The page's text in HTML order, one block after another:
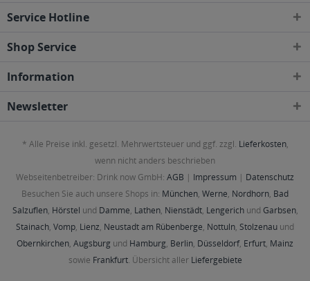
99334 Elleben, Elxleben, Ichtershausen, Kirchheim
Niederzimmern, Nohra, Ottstedt am Berge, Utzberg
Frankendorf, Großschwabhausen, Hammerstedt, Hohlstedt, Kiliansroda,
Umpferstedt,99867 Gotha
99869 Ballstädt, Brüheim, Bufleben, Ebenheim,
Remstädt, Schwabhaus
Kleinwelsbach, Mülverstedt, Neunheilingen, Schönstedt, Sundhausen,
Service Hotline
Shop Service
Information
Newsletter
* Alle Preise inkl. gesetzl. Mehrwertsteuer und ggf. zzgl. Lieferkosten,
wenn nicht anders beschrieben
Webseitenbetreiber: Drink now GmbH: AGB | Impressum | Datenschutz
Besuchen Sie auch unsere Shops in: München, Werne, Nordhorn, Bad
Salzuflen, Hörstel und Damme, Lathen, Nienstädt, Lengerichund Garbsen,
Stainach, Vomp, Lienz, Neustadt am Rübenberge, Nottuln, Stolzenau und
Obernkirchen, Augsburg und Hamburg, Berlin, Düsseldorf, Erfurt, Mainz
sowie Frankfurt. Übersicht aller Liefergebiete